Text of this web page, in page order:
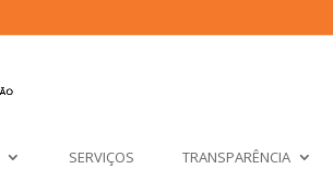
SERVIÇOS TRANSPARÊNCIA